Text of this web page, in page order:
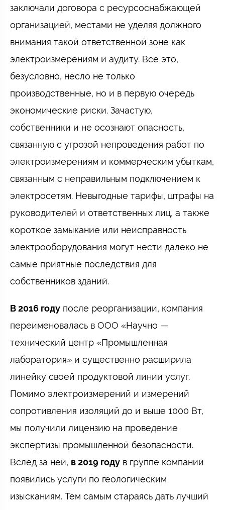
заключали договора с ресурсоснабжающей
организацией, местами не уделяя должного
внимания такой ответственной зоне как
электроизмерениям и аудиту. Все это,
безусловно, несло не только
производственные, но и в первую очередь
экономические риски. Зачастую,
собственники и не осознают опасность,
связанную с угрозой непроведения работ по
электроизмерениям и коммерческим убыткам,
связанным с неправильным подключением к
электросетям. Невыгодные тарифы, штрафы на
руководителей и ответственных лиц, а также
короткое замыкание или неисправность
электрооборудования могут нести далеко не
самые приятные последствия для
собственников зданий.
В 2016 году после реорганизации, компания
переименовалась в ООО «Научно —
технический центр «Промышленная
лаборатория» и существенно расширила
линейку своей продуктовой линии услуг.
Помимо электроизмерений и измерений
сопротивления изоляций до и выше 1000 Вт,
мы получили лицензию на проведение
экспертизы промышленной безопасности.
Вслед за ней, в 2019 году в группе компаний
появились услуги по геологическим
изысканиям. Тем самым стараясь дать лучший